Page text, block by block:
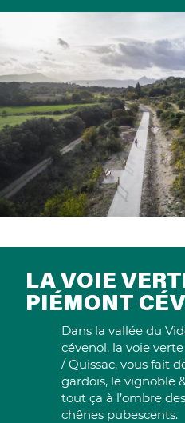
LA VOIE
PIÉMONT
Dans la vallée du
cévenol, la voie
/ Quissac, vous fait
gardois, le vignoble
tout ça à l’ombre
chênes pubescents.